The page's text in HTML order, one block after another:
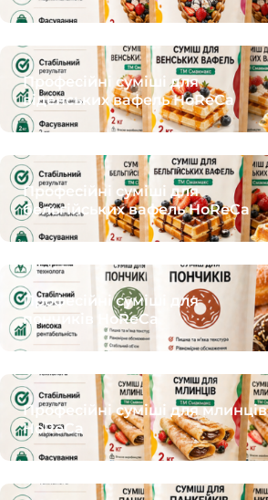
Професійні суміші для
віденських вафель HoReCa
Професійні суміші для
бельгійських вафель HoReCa
Професійні суміші для
пончиків HoReCa
Професійні суміші для млинців
HoReCa